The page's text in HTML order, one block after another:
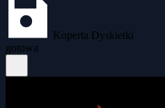
Koperta Dyskietki
gotowa